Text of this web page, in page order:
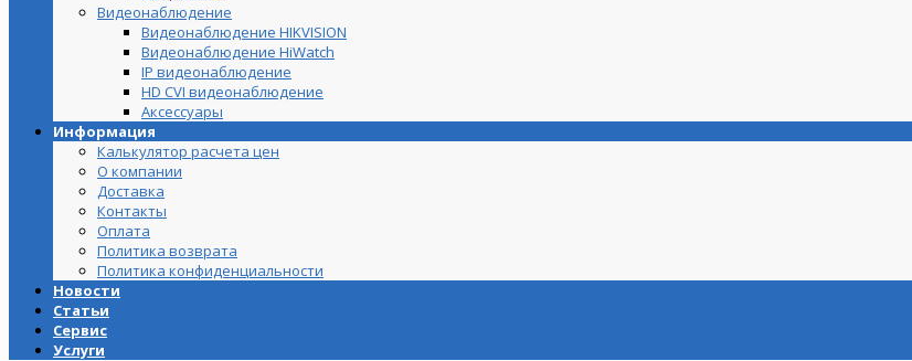
Видеонаблюдение
Видеонаблюдение HIKVISION
Видеонаблюдение HiWatch
IP видеонаблюдение
HD CVI видеонаблюдение
Аксессуары
Информация
Калькулятор расчета цен
О компании
Доставка
Контакты
Оплата
Политика возврата
Политика конфиденциальности
Новости
Статьи
Сервис
Услуги